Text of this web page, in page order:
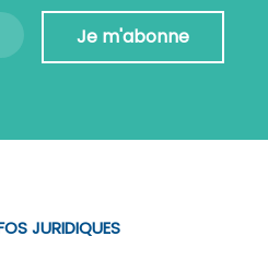
Je m'abonne
JURIDIQUES